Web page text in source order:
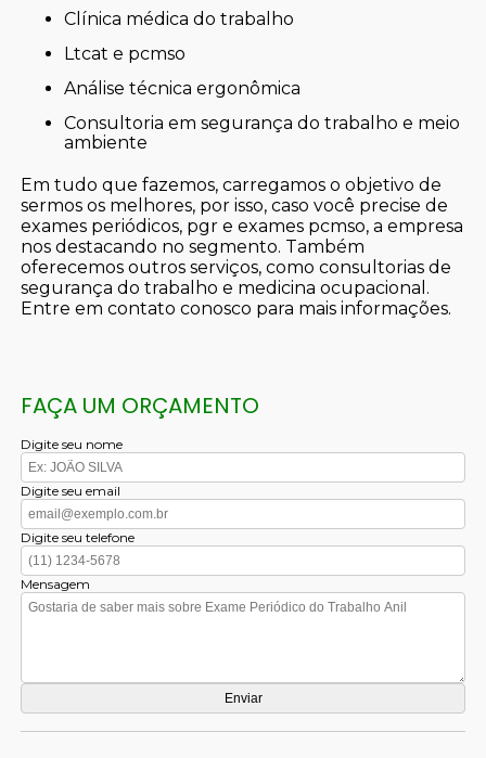
clínica médica do trabalho
ltcat e pcmso
análise técnica ergonômica
consultoria em segurança do trabalho e meio
ambiente
Em tudo que fazemos, carregamos o objetivo de
sermos os melhores, por isso, caso você precise de
exames periódicos, pgr e exames pcmso, a empresa
nos destacando no segmento. Também
oferecemos outros serviços, como consultorias de
segurança do trabalho e medicina ocupacional.
Entre em contato conosco para mais informações.
FAÇA UM ORÇAMENTO
Digite seu nome
Digite seu email
Digite seu telefone
Mensagem